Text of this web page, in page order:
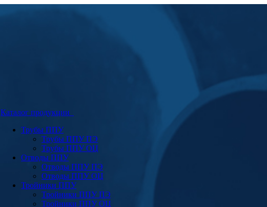
Каталог продукции
Трубы ППУ
Трубы ППУ ПЭ
Трубы ППУ ОЦ
Отводы ППУ
Отводы ППУ ПЭ
Отводы ППУ ОЦ
Тройники ППУ
Тройники ППУ ПЭ
Тройники ППУ ОЦ